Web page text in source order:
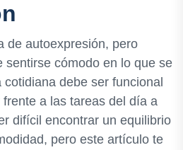
de autoexpresión, pero
sentirse cómodo en lo que se
cotidiana debe ser funcional
a las tareas del día a
difícil encontrar un equilibrio
pero este artículo te